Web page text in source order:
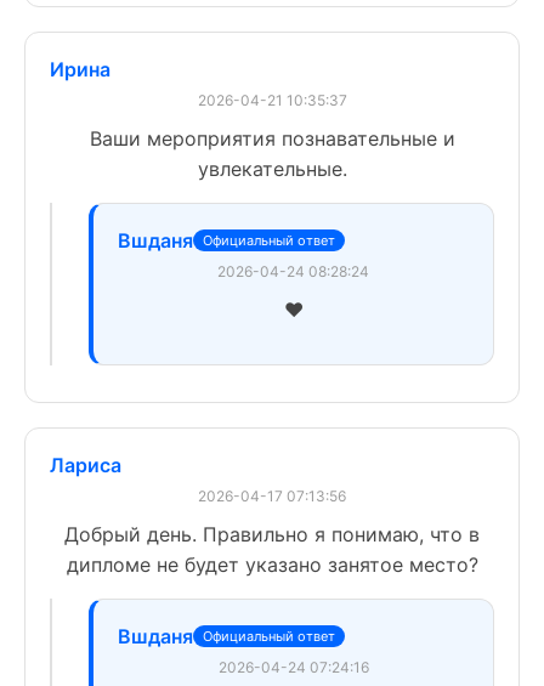
Ирина
2026-04-21 10:35:37
Ваши мероприятия познавательные и
увлекательные.
Вшданя Официальный ответ
2026-04-24 08:28:24
❤️
Лариса
2026-04-17 07:13:56
Добрый день. Правильно я понимаю, что в
дипломе не будет указано занятое место?
Вшданя Официальный ответ
2026-04-24 07:24:16